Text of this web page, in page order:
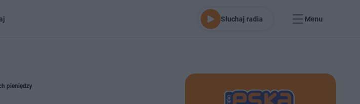
Słuchaj radia Menu
pieniędzy